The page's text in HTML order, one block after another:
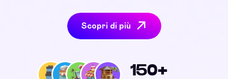
Scopri di più
150+